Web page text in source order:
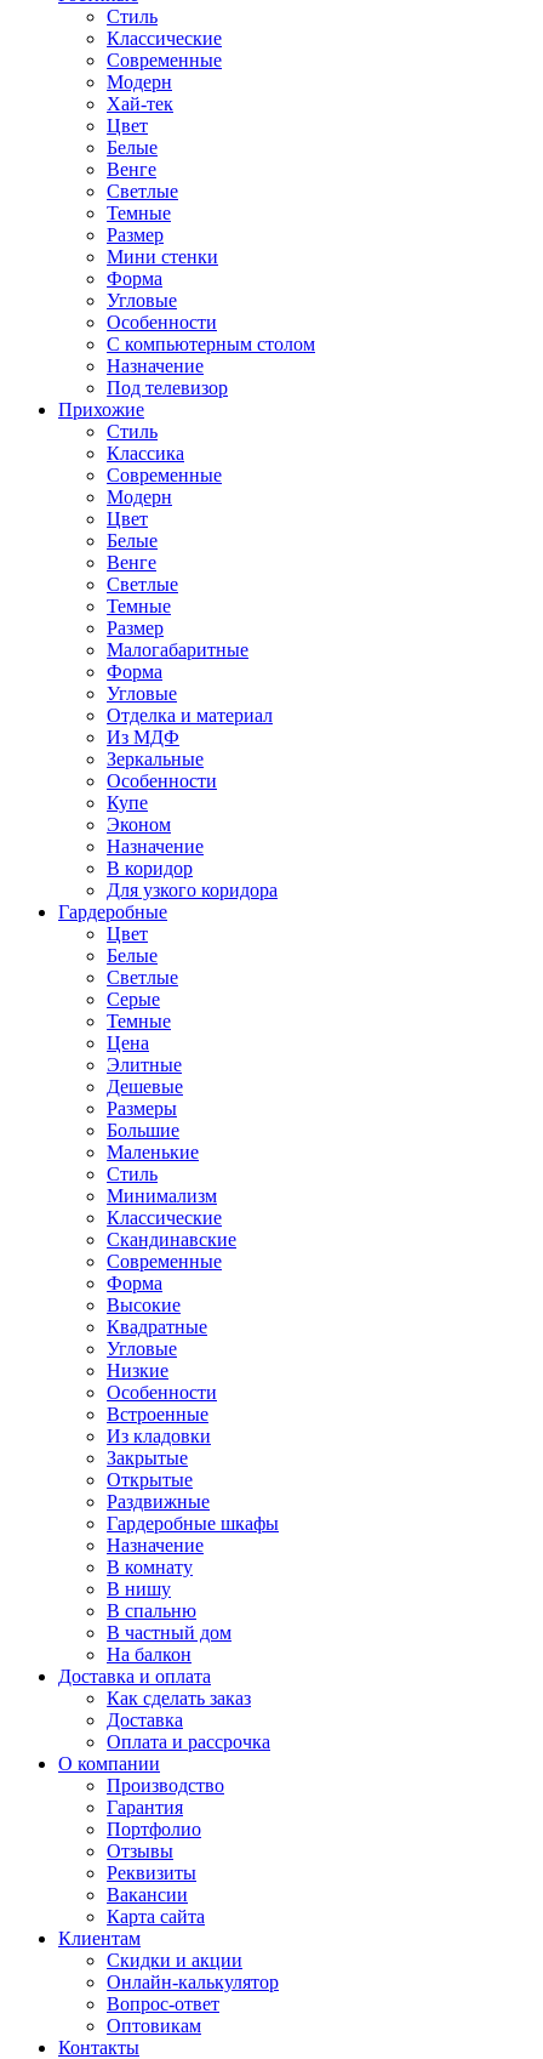
Стиль
Классические
Современные
Модерн
Хай-тек
Цвет
Белые
Венге
Светлые
Темные
Размер
Мини стенки
Форма
Угловые
Особенности
С компьютерным столом
Назначение
Под телевизор
Прихожие
Стиль
Классика
Современные
Модерн
Цвет
Белые
Венге
Светлые
Темные
Размер
Малогабаритные
Форма
Угловые
Отделка и материал
Из МДФ
Зеркальные
Особенности
Купе
Эконом
Назначение
В коридор
Для узкого коридора
Гардеробные
Цвет
Белые
Светлые
Серые
Темные
Цена
Элитные
Дешевые
Размеры
Большие
Маленькие
Стиль
Минимализм
Классические
Скандинавские
Современные
Форма
Высокие
Квадратные
Угловые
Низкие
Особенности
Встроенные
Из кладовки
Закрытые
Открытые
Раздвижные
Гардеробные шкафы
Назначение
В комнату
В нишу
В спальню
В частный дом
На балкон
Доставка и оплата
Как сделать заказ
Доставка
Оплата и рассрочка
О компании
Производство
Гарантия
Портфолио
Отзывы
Реквизиты
Вакансии
Карта сайта
Клиентам
Скидки и акции
Онлайн-калькулятор
Вопрос-ответ
Оптовикам
Контакты